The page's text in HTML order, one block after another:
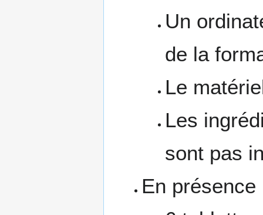
Un
de la
Le
Les
sont pas
En